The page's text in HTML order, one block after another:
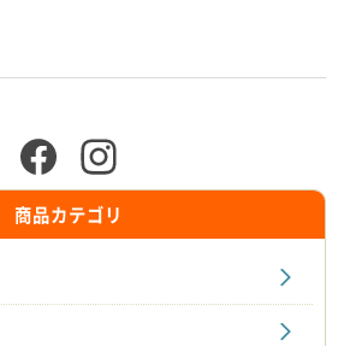
商品カテゴリ